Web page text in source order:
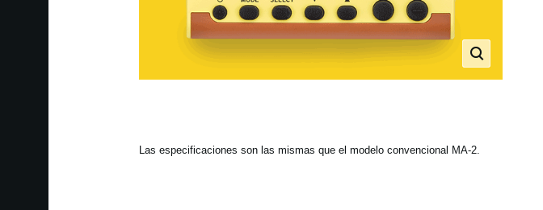
Las especificaciones son las mismas que el modelo convencional MA-2.